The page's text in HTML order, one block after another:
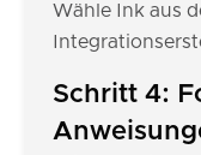
Wähle Ink aus
Schritt 4: